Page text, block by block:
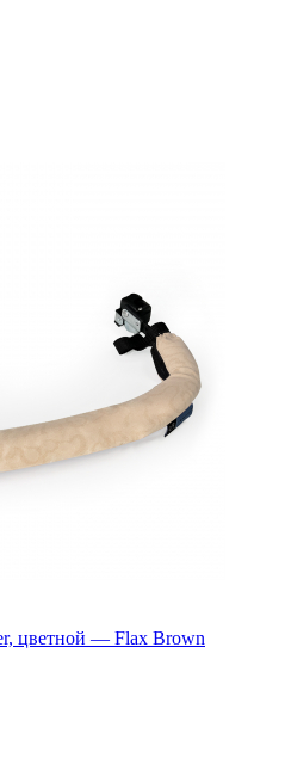
цветной — Flax Brown